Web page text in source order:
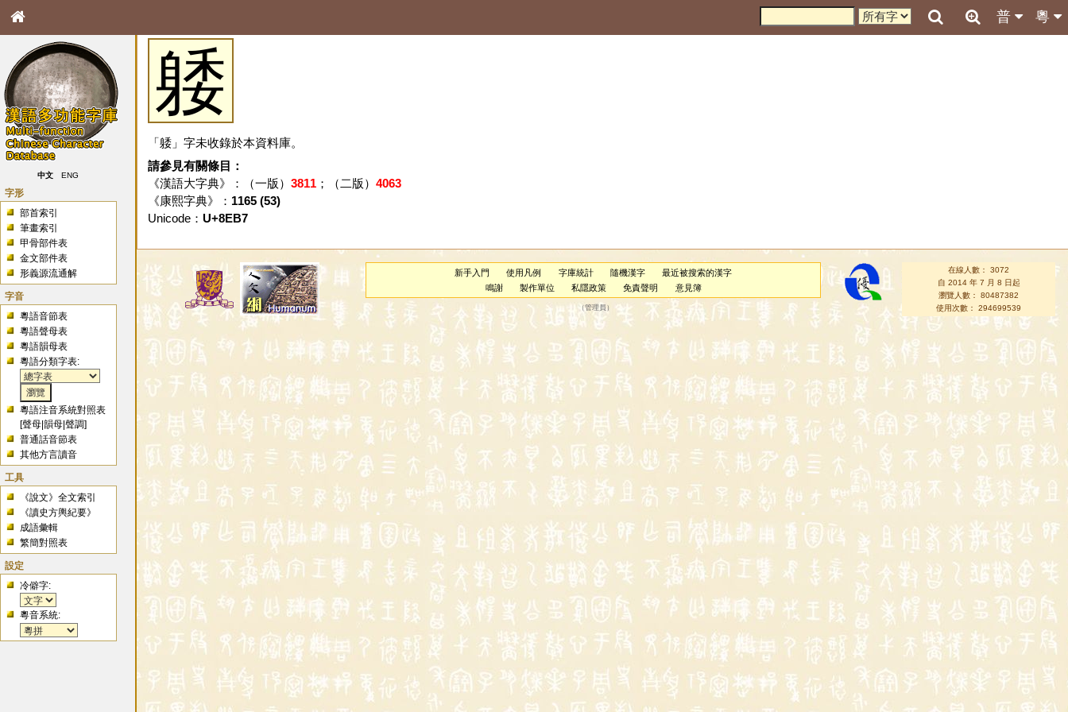
粵
普
中文 ENG
字形
部首索引
筆畫索引
甲骨部件表
金文部件表
形義源流通解
字音
粵語音節表
粵語聲母表
粵語韻母表
粵語分類字表:
粵語注音系統對照表
[聲母 |韻母 |聲調]
普通話音節表
其他方言讀音
工具
《說文》全文索引
《讀史方輿紀要》
成語彙輯
繁簡對照表
設定
冷僻字:
粵音系統:
躷
「躷」字未收錄於本資料庫。
請參見有關條目：
《漢語大字典》：（一版） 3811；（二版） 4063
《康熙字典》： 1165 (53)
Unicode： U+8EB7
新手入門 使用凡例 字庫統計 隨機漢字
最近被搜索的漢字
鳴謝
製作單位 私隱政策 免責聲明 意見簿
（管理員 ）
在線人數： 3072
自 2014 年 7 月 8 日起
瀏覽人數： 80487382
使用次數： 294699539